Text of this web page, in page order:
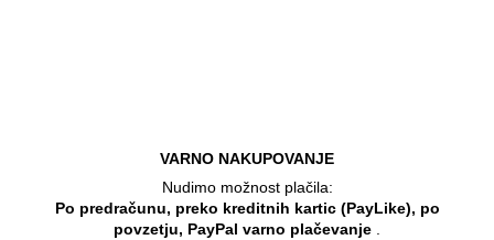
VARNO NAKUPOVANJE
Nudimo možnost plačila:
Po predračunu, preko kreditnih kartic (PayLike), po
povzetju, PayPal varno plačevanje